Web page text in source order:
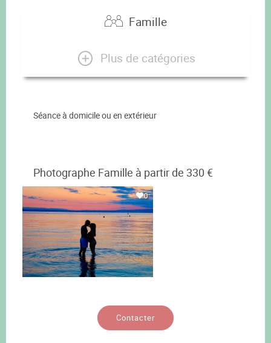
Famille
Plus de catégories
Séance à domicile ou en extérieur
Photographe Famille à partir de 330 €
0
Contacter